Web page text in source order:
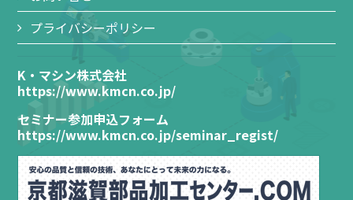
プライバシーポリシー
K・マシン株式会社
https://www.kmcn.co.jp/
セミナー参加申込フォーム
https://www.kmcn.co.jp/seminar_regist/